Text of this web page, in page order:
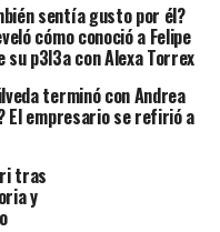
sentía gusto por él?
cómo conoció a Felipe
su p3l3a con Alexa Torrex
terminó con Andrea
El empresario se refirió a
tras
y